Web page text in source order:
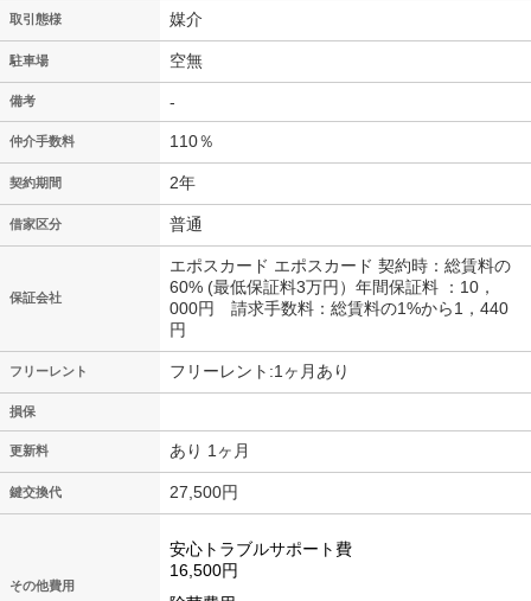
取引態様 媒介
駐車場 空無
備考 -
仲介手数料 110％
契約期間 2年
借家区分 普通
保証会社
エポスカード エポスカード 契約時：総賃料の
60% (最低保証料3万円）年間保証料 ：10，
000円 請求手数料：総賃料の1%から1，440
円
フリーレント フリーレント:1ヶ月あり
損保
更新料 あり 1ヶ月
鍵交換代 27,500円
その他費用
安心トラブルサポート費
16,500円